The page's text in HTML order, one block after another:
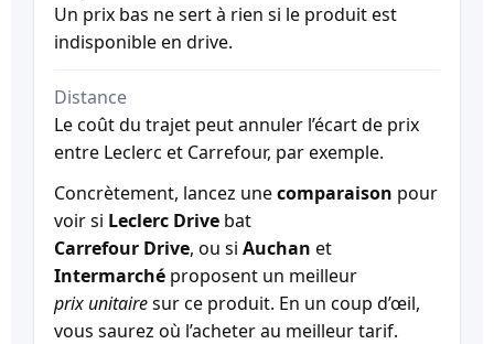
Un prix bas ne sert à rien si le produit est
indisponible en drive.
Distance
Le coût du trajet peut annuler l’écart de prix
entre Leclerc et Carrefour, par exemple.
Concrètement, lancez unecomparaison pour
voir si Leclerc Drive bat
Carrefour Drive, ou si Auchan et
Intermarché proposent un meilleur
prix unitairesur ce produit. En un coup d’œil,
vous saurez où l’acheter au meilleur tarif.